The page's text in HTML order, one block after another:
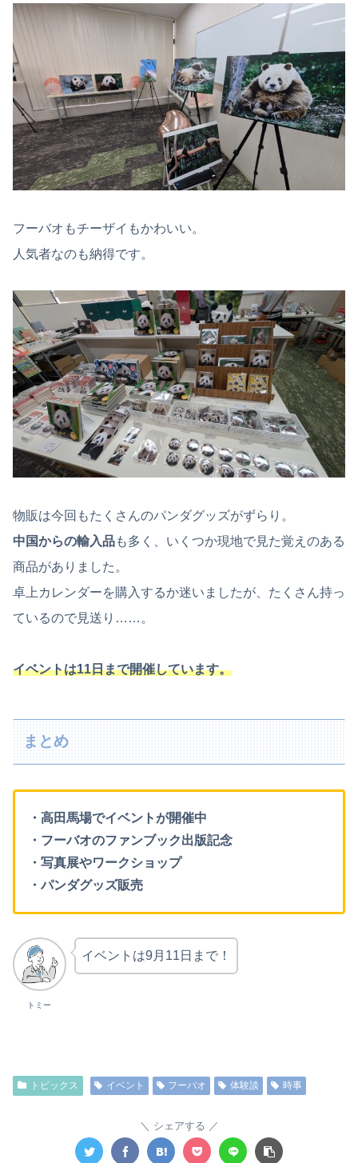
フーバオもチーザイもかわいい。
人気者なのも納得です。
物販は今回もたくさんのパンダグッズがずらり。
中国からの輸入品も多く、いくつか現地で見た覚えのある
商品がありました。
卓上カレンダーを購入するか迷いましたが、たくさん持っ
ているので見送り……。
イベントは11日まで開催しています。
まとめ
・高田馬場でイベントが開催中
・フーバオのファンブック出版記念
・写真展やワークショップ
・パンダグッズ販売
トミー
イベントは9月11日まで！
トピックス イベント フーバオ 体験談 時事
シェアする